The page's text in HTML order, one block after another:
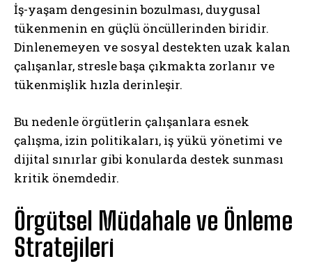
İş-yaşam dengesinin bozulması, duygusal
tükenmenin en güçlü öncüllerinden biridir.
Dinlenemeyen ve sosyal destekten uzak kalan
çalışanlar, stresle başa çıkmakta zorlanır ve
tükenmişlik hızla derinleşir.
Bu nedenle örgütlerin çalışanlara esnek
çalışma, izin politikaları, iş yükü yönetimi ve
dijital sınırlar gibi konularda destek sunması
kritik önemdedir.
Örgütsel Müdahale ve Önleme
Stratejileri